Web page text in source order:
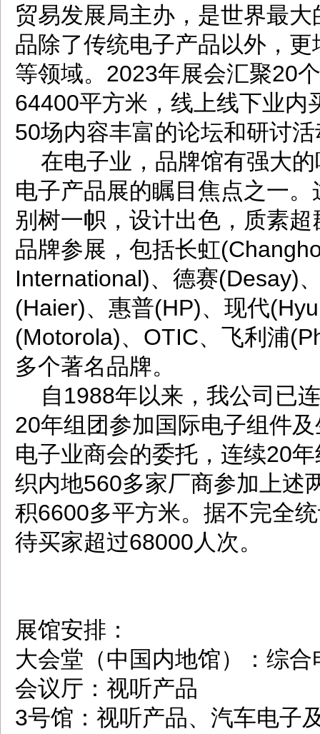
贸易发展局主办，是世界最
品除了传统电子产品以外，
等领域。2023年展会汇聚20
64400平方米，线上线下业内
50场内容丰富的论坛和研讨
在电子业，品牌馆有强大的
电子产品展的瞩目焦点之一
别树一帜，设计出色，质素
品牌参展，包括长虹
International)、德赛(Desay)
(Haier)、惠普(HP)、现代
(Motorola)、OTIC、飞利浦
多个著名品牌。
自1988年以来，我公司已
20年组团参加国际电子组件
电子业商会的委托，连续20
织内地560多家厂商参加上述
积6600多平方米。据不完全
待买家超过68000人次。
展馆安排：
大会堂（中国内地馆）：综合
会议厅：视听产品
3号馆：视听产品、汽车电子